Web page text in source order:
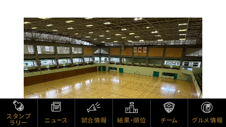
スタンプ
ラリー ニュース 試合情報 結果・順位 チーム グルメ情報